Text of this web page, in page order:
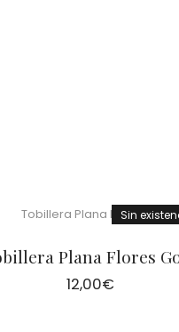
Sin
Plana Flores
12,00€